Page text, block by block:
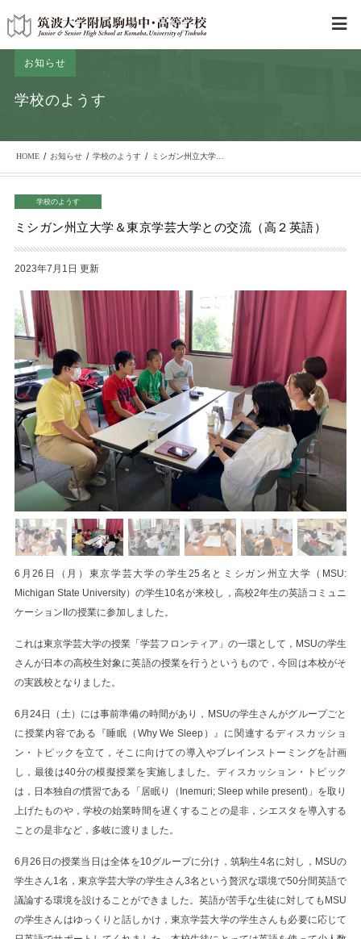
お知らせ
学校のようす
HOME / お知らせ / 学校のようす / ミシガン州立大学＆東京学芸大学との交流（高２英語）
学校のようす
ミシガン州立大学＆東京学芸大学との交流（高２英語）
2023年7月1日 更新
6月26日（月）東京学芸大学の学生25名とミシガン州立大学（MSU:
Michigan State University）の学生10名が来校し，高校2年生の英語コミュニ
ケーションIIの授業に参加しました。
これは東京学芸大学の授業「学芸フロンティア」の一環として，MSUの学生
さんが日本の高校生対象に英語の授業を行うというもので，今回は本校がそ
の実践校となりました。
6月24日（土）には事前準備の時間があり，MSUの学生さんがグループごと
に授業内容である『睡眠（Why We Sleep）』に関連するディスカッショ
ン・トピックを立て，そこに向けての導入やブレインストーミングを計画
し，最後は40分の模擬授業を実施しました。ディスカッション・トピック
は，日本独自の慣習である「居眠り（Inemuri; Sleep while present)」を取り
上げたものや，学校の始業時間を遅くすることの是非，シエスタを導入する
ことの是非など，多岐に渡りました。
6月26日の授業当日は全体を10グループに分け，筑駒生4名に対し，MSUの
学生さん1名，東京学芸大学の学生さん3名という贅沢な環境で50分間英語で
議論する環境を設けることができました。英語が苦手な生徒に対してもMSU
の学生さんはゆっくりと話しかけ，東京学芸大学の学生さんも必要に応じて